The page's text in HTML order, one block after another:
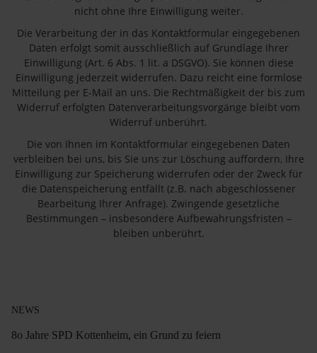
nicht ohne Ihre Einwilligung weiter.
Die Verarbeitung der in das Kontaktformular eingegebenen
Daten erfolgt somit ausschließlich auf Grundlage Ihrer
Einwilligung (Art. 6 Abs. 1 lit. a DSGVO). Sie können diese
Einwilligung jederzeit widerrufen. Dazu reicht eine formlose
Mitteilung per E-Mail an uns. Die Rechtmäßigkeit der bis zum
Widerruf erfolgten Datenverarbeitungsvorgänge bleibt vom
Widerruf unberührt.
Die von Ihnen im Kontaktformular eingegebenen Daten
verbleiben bei uns, bis Sie uns zur Löschung auffordern, Ihre
Einwilligung zur Speicherung widerrufen oder der Zweck für
die Datenspeicherung entfällt (z.B. nach abgeschlossener
Bearbeitung Ihrer Anfrage). Zwingende gesetzliche
Bestimmungen – insbesondere Aufbewahrungsfristen –
bleiben unberührt.
NEWS
8o Jahre SPD Kottenheim, ein Grund zu feiern